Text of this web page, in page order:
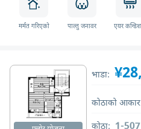
मर्मत गरिएको पाल्तु जनावर एयर
भाडा:
कोठाको